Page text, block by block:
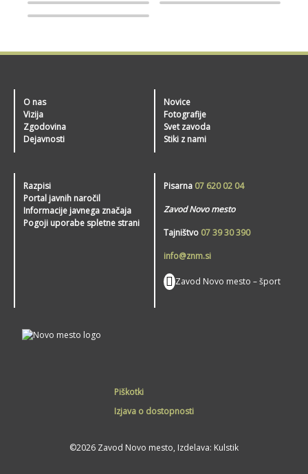
O nas
Vizija
Zgodovina
Dejavnosti
Novice
Fotografije
Svet zavoda
Stiki z nami
Razpisi
Portal javnih naročil
Informacije javnega značaja
Pogoji uporabe spletne strani
Pisarna 07 620 02 04
Zavod Novo mesto
Tajništvo 07 39 30 390
info@znm.si
Zavod Novo mesto – šport
Piškotki
Izjava o dostopnosti
©2026 Zavod Novo mesto, Izdelava: Kulstik